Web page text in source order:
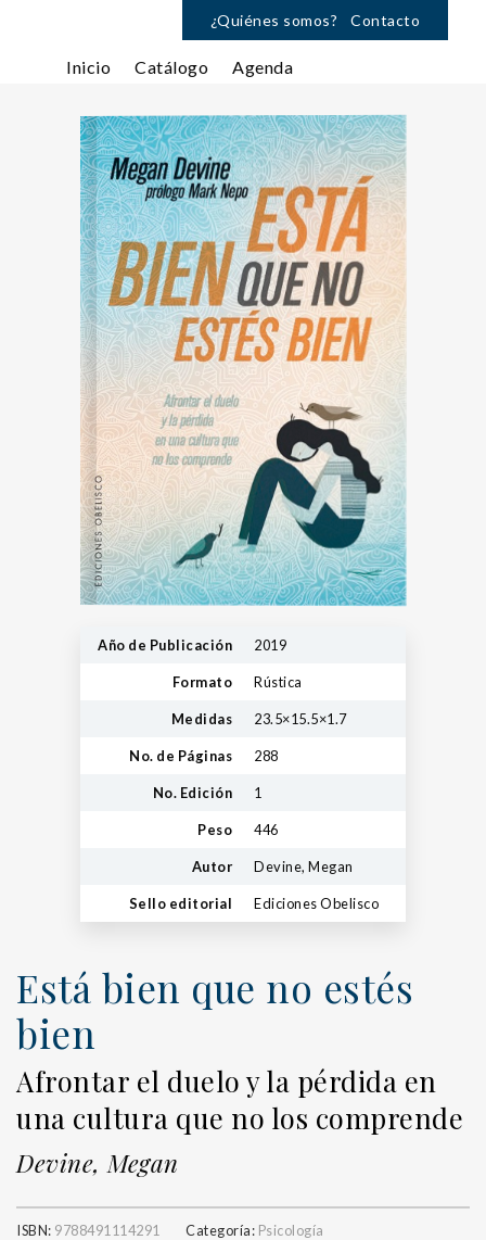
¿Quiénes somos? Contacto
Inicio Catálogo Agenda
Año de Publicación 2019
Formato Rústica
Medidas 23.5×15.5×1.7
No. de Páginas 288
No. Edición 1
Peso 446
Autor Devine, Megan
Sello editorial Ediciones Obelisco
Está bien que no estés
bien
Afrontar el duelo y la pérdida en
una cultura que no los comprende
Devine, Megan
ISBN: 9788491114291 Categoría: Psicología